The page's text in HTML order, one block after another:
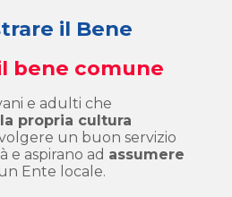
il Bene
bene comune
e adulti che
propria cultura
un buon servizio
e aspirano ad assumere
Ente locale.